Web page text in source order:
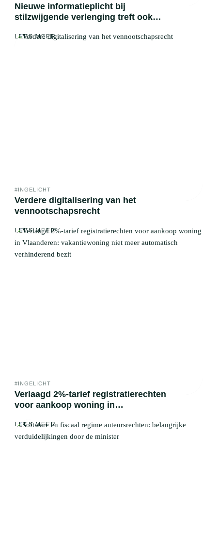
Nieuwe informatieplicht bij
stilzwijgende verlenging treft ook
LEES MEER
#INGELICHT
Verdere digitalisering van het
vennootschapsrecht
LEES MEER
#INGELICHT
Verlaagd 2%-tarief registratierechten
voor aankoop woning in
LEES MEER
DIENSTEN